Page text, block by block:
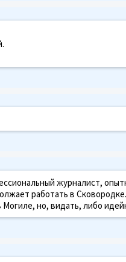
журналист,
работать в
но, видать, либо